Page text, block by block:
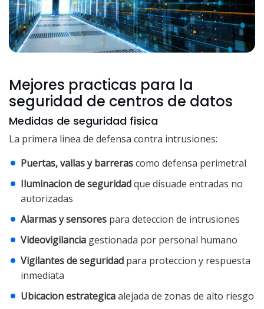
Mejores practicas para la
seguridad de centros de datos
Medidas de seguridad fisica
La primera linea de defensa contra intrusiones:
Puertas, vallas y barrerascomo defensa perimetral
Iluminacion de seguridadque disuade entradas no
autorizadas
Alarmas y sensores para deteccion de intrusiones
Videovigilancia gestionada por personal humano
Vigilantes de seguridad para proteccion y respuesta
inmediata
Ubicacion estrategicaalejada de zonas de alto riesgo